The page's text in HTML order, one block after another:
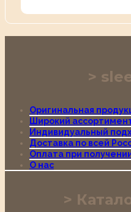
Оригинальная
Широкий
Индивидуальный
Доставка по всей
Оплата при
О нас